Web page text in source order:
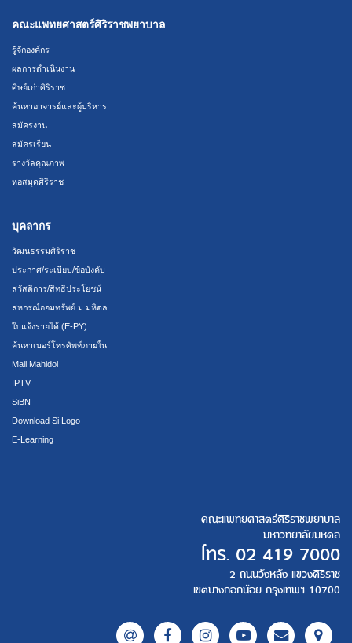
คณะแพทยศาสตร์ศิริราชพยาบาล
รู้จักองค์กร
ผลการดำเนินงาน
ศิษย์เก่าศิริราช
ค้นหาอาจารย์และผู้บริหาร
สมัครงาน
สมัครเรียน
รางวัลคุณภาพ
หอสมุดศิริราช
บุคลากร
วัฒนธรรมศิริราช
ประกาศ/ระเบียบ/ข้อบังคับ
สวัสดิการ/สิทธิประโยชน์
สหกรณ์ออมทรัพย์ ม.มหิดล
ใบแจ้งรายได้ (E-PY)
ค้นหาเบอร์โทรศัพท์ภายใน
Mail Mahidol
IPTV
SiBN
Download Si Logo
E-Learning
คณะแพทยศาสตร์ศิริราชพยาบาล
มหาวิทยาลัยมหิดล
โทร. 02 419 7000
2 ถนนวังหลัง แขวงศิริราช
เขตบางกอกน้อย กรุงเทพฯ 10700